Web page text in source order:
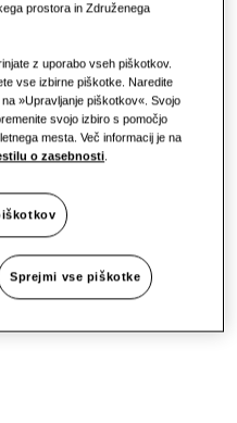
in
omogoča, da
prijetnem hladu brez
s filtrom Tri-
(majhne) prašne delce
k zmanjšanju določenih
na daljavo s pomočjo
pa lahko računajo
prostora in Združenega
z uporabo vseh piškotkov.
vse izbirne piškotke. Naredite
»Upravljanje piškotkov«. Svojo
svojo izbiro s pomočjo
mesta. Več informacij je na
o zasebnosti
Sprejmi vse piškotke